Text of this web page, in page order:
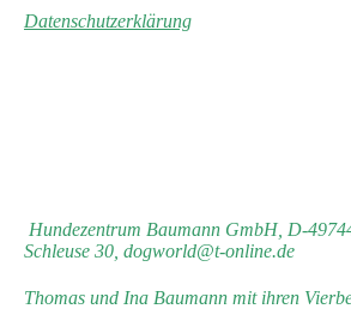
Datenschutzerklärung
Hundezentrum Baumann GmbH, D-
Schleuse 30, dogworld@t-online.de
Thomas und Ina Baumann mit ihren